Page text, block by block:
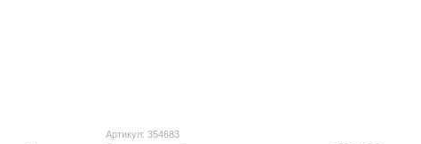
Артикул: 354683